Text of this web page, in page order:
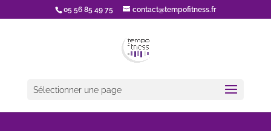
05 56 85 49 75 contact@tempofitness.fr
Sélectionner une page